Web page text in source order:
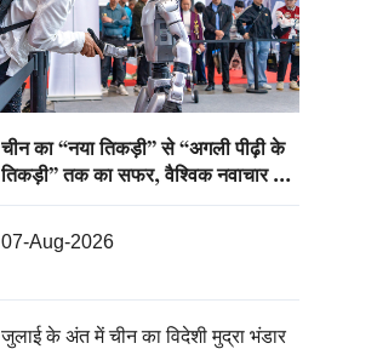
चीन का “नया तिकड़ी” से “अगली पीढ़ी के
तिकड़ी” तक का सफर, वैश्विक नवाचार की
नई कहानी
07-Aug-2026
जुलाई के अंत में चीन का विदेशी मुद्रा भंडार